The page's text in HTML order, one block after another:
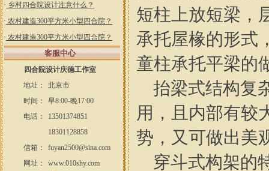
· 乡村四合院设计注意什么？
· 农村建造300平方米小型四合院？
· 农村建造300平方米小型四合院？
客服中心
四合院设计庆德工作室
地址：
北京市
时间：
早8:00-晚17:00
电话：
13501374851
18301128858
信箱：
fuyan2500@sina.com
网址：
www.010shy.com
短柱上放短梁，
承托屋椽的形式
童柱承托平梁的
抬梁式结构复
用，且内部有较
势，又可做出美
穿斗式构架的